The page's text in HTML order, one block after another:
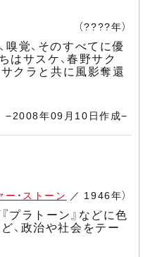
（????年）
嗅覚、そのすべてに優
はサスケ、春野サク
クラと共に風影奪還
−2008年09月10日作成−
ー・ストーン ／ 1946年）
プラトーン』などに色
、政治や社会をテー